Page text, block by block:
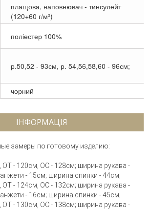
плащова, наповнювач - тинсулейт
(120+60 г/м²)
поліестер 100%
р.50,52 - 93см, р. 54,56,58,60 - 96см;
чорний
ІНФОРМАЦІЯ
замеры по готовому изделию:
ОТ - 120см, ОС - 128см; ширина рукава -
- 15см; ширина спинки - 44см;
ОТ - 124см, ОС - 132см; ширина рукава -
- 16см; ширина спинки - 45см;
ОТ - 130см, ОС - 138см; ширина рукава -